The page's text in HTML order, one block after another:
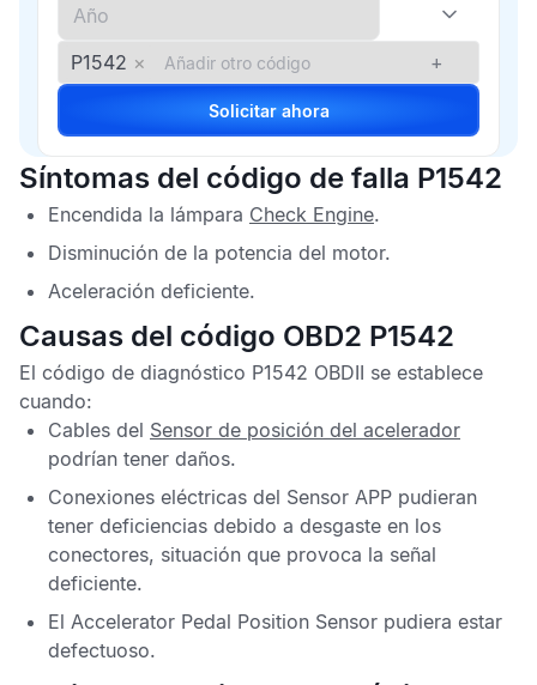
P1542 × +
Solicitar ahora
Síntomas del código de falla P1542
Encendida la lámpara Check Engine.
Disminución de la potencia del motor.
Aceleración deficiente.
Causas del código OBD2 P1542
El código de diagnóstico P1542 OBDII se establece
cuando:
Cables del Sensor de posición del acelerador
podrían tener daños.
Conexiones eléctricas del Sensor APP pudieran
tener deficiencias debido a desgaste en los
conectores, situación que provoca la señal
deficiente.
El Accelerator Pedal Position Sensor pudiera estar
defectuoso.